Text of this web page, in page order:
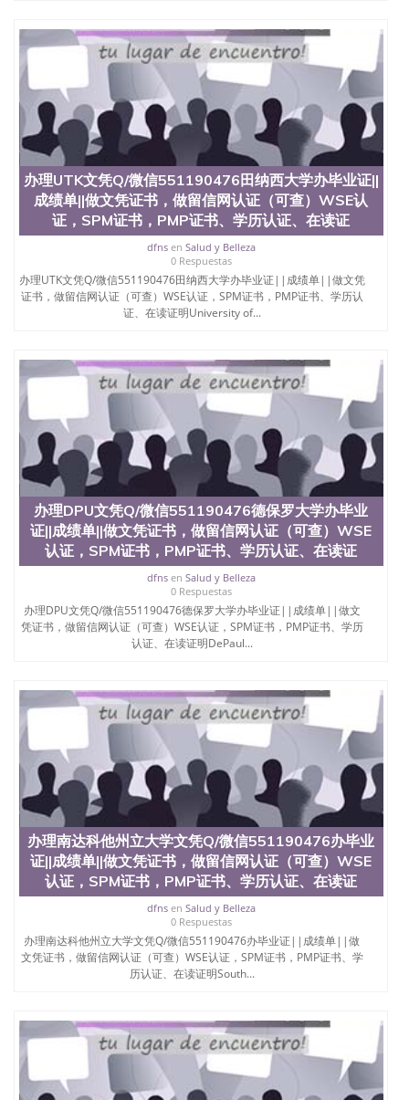
外文凭质量QQ微信551190476国外本科毕业证怎么办
理QQ微信551190476国外大学文凭真制作QQ微信
551190476办国外文凭可找工作QQ微信551190476国
外大学有毕业证QQ微信551190476办理国外毕业证价
格QQ微信551190476国外编号查询QQ微信551190476
办理国外文凭要交定金吗QQ微信551190476办国外可
查文凭QQ微信551190476网上购买真文凭可信吗QQ
微信551190476学士学位证书查询机构QQ微信
551190476 国外资格证书办理QQ微信551190476如何
办理学历认证QQ微信551190476海外文凭认证办理
QQ微信551190476 圣何塞州立大学（San Jose State
University, 又译为“圣荷西州立大学”）成立于1857
年，简称SJSU，是加州历史悠久的大学之一，也是美
西地区的公立大学之一。位于圣何塞市San Jose中
心，占地154公顷。它是一所位于加利福尼亚州的著
名综合性公立大学，它以极高的就业率，全美名列前
茅的毕业薪资，浓厚的多元化学术氛围，杰出的本科
教育质量，被《福克斯》杂志评选为全美50强公立综
位、声誉、实习机会和影响力的高等教育机构，并获
誉为美国本科教育质量的核心代表。其计算机系与会
计系更是在当今美国大学教学排名中表现优异。其毕
业生大多可以在其所处地域的世界硅谷中心得到工作
机会。许多硅谷公司甚至在学生大三和大四的学期提
供许多相应科系的实习机会。无论是加州大学系统
(UC)，还是加州州立大学系统(CSU), 圣何塞州立大学
都占据着加州所有大学中的地理位置。 圣何塞州立大
学座落于硅谷(Silicon Valley), 于附近的旧金山-圣何塞
地区为全美的重要科技中心。约有学生三万人，超过
134种学士学科和65个硕士学科，并有来自世界60余
国的学生来此就读。其有名的科系如计算机科学，电
子工程学，工商管理学，艺术设计，和航空学等，深
受性肯定及好评；而各种大学部和研究所的商学课程
也吸引了众多不同国家的专业人士前来研究与学习。
二、办理流程： 1、收集客户办理信息； 2、客户付
定金下单； 3、公司确认到账转制作点做电子图；
款； 7、快递给客户（国内顺丰，国外DHL）。 三、
真实网上可查的证明材料 1、教育部学历学位认证，
留服真实存档可查，存档。 2、留学回国人员证明
（使馆认证），使馆网站真实存档可查。 3、留信网
真实可查认证办理，存档可查，终身受用。 四、办理
流程农业科学院、艺术与建筑学院、商学院、交流学
院、地球及物质科学院、教育学院、工程学院、健康
与人类发展学院、信息工程与科学学院、人文学院、
护理学院、科学学院等。学校的教育学院排名在全美
前十名，工学院排名在前十五名，且继续攀升中。纽
约大学为学生们提供本科、硕士及博士学位。学校的
专业课程包括：会计学、MBA、财务、教育、建筑工
程、经济、医学、护理、文学、音乐、生物学、统计
学、美术、电子工程、天文学、农业、环境污染控
制、历史、电气工程、生物工程、建筑设计、工商管
理、材料科学、机械工程、航天工程、土木工程、数
学、化学、英语、社会科学、心理学、戏剧、市场营
信息，给出操作方案； 2、补充毕业证成绩单等相关
材料； 3、留服注册申请账号，付定金； 4、预约递
交时间，公司人员陪同客户本人一起去留服递交材
料； 5、等待结果，完成结果书留服直接邮寄给客户
办理UTK文凭Q/微信551190476田纳西大学办毕业证||
成绩单||做文凭证书，做留信网认证（可查）WSE认
证，SPM证书，PMP证书、学历认证、在读证
dfnsen Salud y Belleza
0 Respuestas
办理UTK文凭Q/微信551190476田纳西大学办毕业证||成绩单||做文凭
证书，做留信网认证（可查）WSE认证，SPM证书，PMP证书、学历认
证、在读证明University of...
办理DPU文凭Q/微信551190476德保罗大学办毕业
证||成绩单||做文凭证书，做留信网认证（可查）WSE
认证，SPM证书，PMP证书、学历认证、在读证
dfnsen Salud y Belleza
0 Respuestas
办理DPU文凭Q/微信551190476德保罗大学办毕业证||成绩单||做文
凭证书，做留信网认证（可查）WSE认证，SPM证书，PMP证书、学历
认证、在读证明DePaul...
办理南达科他州立大学文凭Q/微信551190476办毕业
证||成绩单||做文凭证书，做留信网认证（可查）WSE
认证，SPM证书，PMP证书、学历认证、在读证
dfnsen Salud y Belleza
0 Respuestas
办理南达科他州立大学文凭Q/微信551190476办毕业证||成绩单||做
文凭证书，做留信网认证（可查）WSE认证，SPM证书，PMP证书、学
历认证、在读证明South...